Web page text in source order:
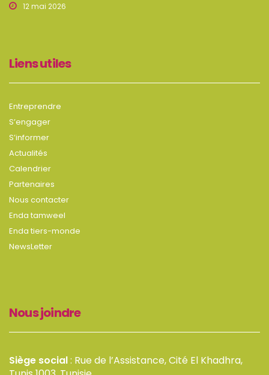
12 mai 2026
Liens utiles
Entreprendre
S’engager
S’informer
Actualités
Calendrier
Partenaires
Nous contacter
Enda tamweel
Enda tiers-monde
NewsLetter
Nous joindre
Siège social: Rue de l’Assistance, Cité El Khadhra,